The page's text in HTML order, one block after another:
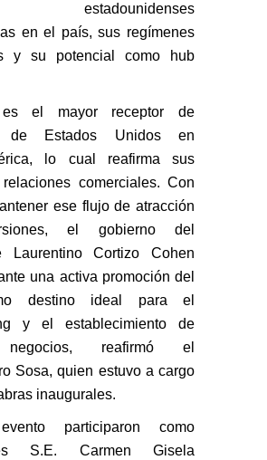
estadounidenses
en el país, sus regímenes
y su potencial como hub
es el mayor receptor de
de Estados Unidos en
lo cual reafirma sus
comerciales. Con
ese flujo de atracción
el gobierno del
Laurentino Cortizo Cohen
una activa promoción del
destino ideal para el
y el establecimiento de
negocios, reafirmó el
Sosa, quien estuvo a cargo
inaugurales.
participaron como
S.E. Carmen Gisela